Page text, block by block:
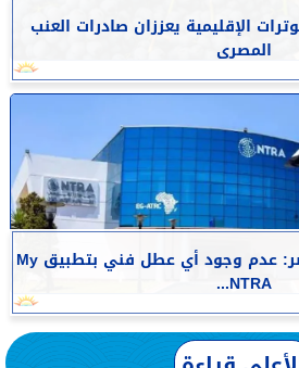
الإقليمية يعززان صادرات العنب
المصرى
تنظيم الاتصالات في مصر: عدم وجود أي عطل فني بتطبيق My
NTRA...